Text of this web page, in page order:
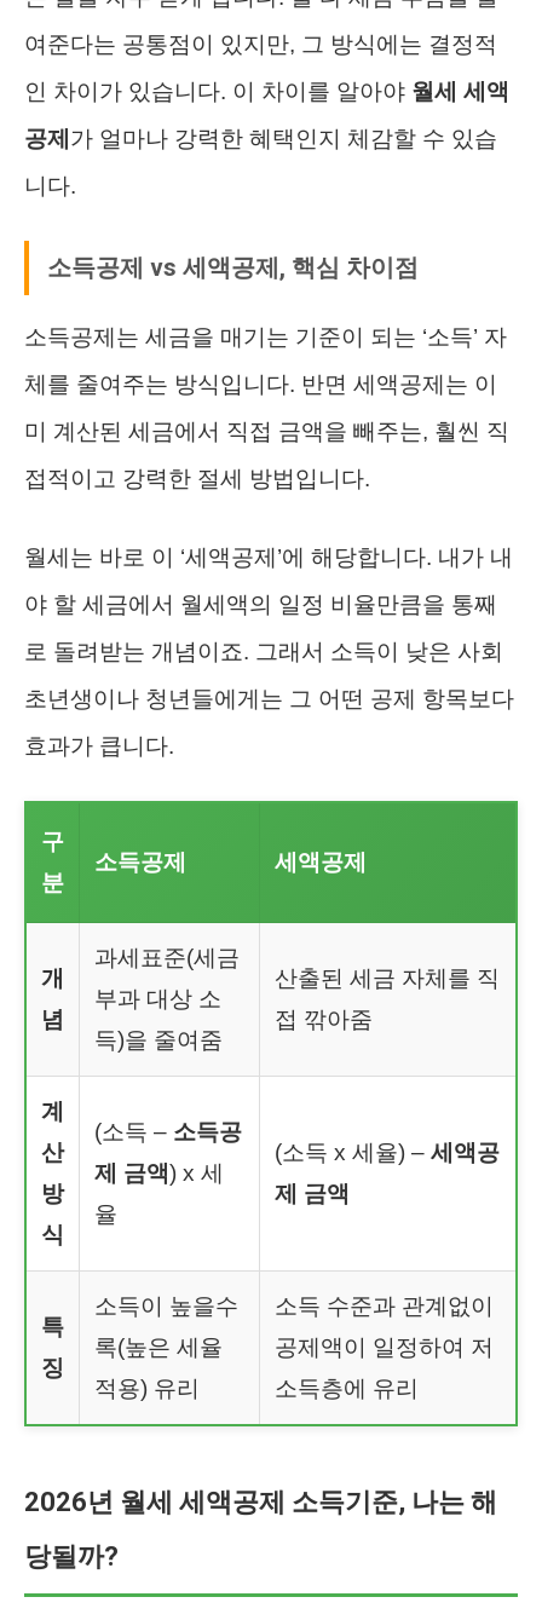
여준다는 공통점이 있지만, 그 방식에는 결정적
인 차이가 있습니다. 이 차이를 알아야 월세 세액
공제 가 얼마나 강력한 혜택인지 체감할 수 있습
니다.
소득공제 vs 세액공제, 핵심 차이점
소득공제는 세금을 매기는 기준이 되는 ‘소득’ 자
체를 줄여주는 방식입니다. 반면 세액공제는 이
미 계산된 세금에서 직접 금액을 빼주는, 훨씬 직
접적이고 강력한 절세 방법입니다.
월세는 바로 이 ‘세액공제’에 해당합니다. 내가 내
야 할 세금에서 월세액의 일정 비율만큼을 통째
로 돌려받는 개념이죠. 그래서 소득이 낮은 사회
초년생이나 청년들에게는 그 어떤 공제 항목보다
효과가 큽니다.
구
분
소득공제 세액공제
개
념
과세표준(세금
부과 대상 소
득)을 줄여줌
산출된 세금 자체를 직
접 깎아줌
계
산
방
식
(소득 – 소득공
제 금액) x 세
율
(소득 x 세율) – 세액공
제 금액
특
징
소득이 높을수
록(높은 세율
적용) 유리
소득 수준과 관계없이
공제액이 일정하여 저
소득층에 유리
2026년 월세 세액공제 소득기준, 나는 해
당될까?